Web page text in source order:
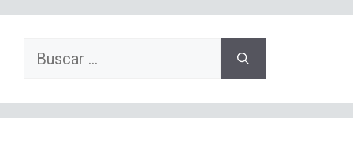
Buscar: